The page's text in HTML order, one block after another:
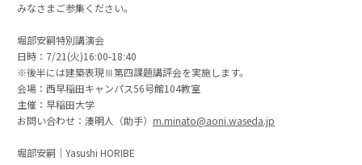
みなさまご参集ください。
堀部安嗣特別講演会
日時：7/21(火)16:00-18:40
※後半には建築表現Ⅲ第四課題講評会を実施します。
会場：西早稲田キャンパス56号館104教室
主催：早稲田大学
お問い合わせ：湊明人（助手） m.minato@aoni.waseda.jp
堀部安嗣｜Yasushi HORIBE